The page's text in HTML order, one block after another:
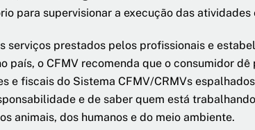
para supervisionar a execução das
prestados pelos profissionais e
o CFMV recomenda que o consumidor
e fiscais do Sistema CFMV/CRMVs
e de saber quem está
animais, dos humanos e do meio ambiente.